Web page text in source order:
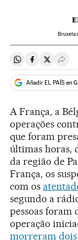
Compartir en
Compartir en
Añadir EL PAÍS en
A França, a
operações
que foram
últimas horas,
da região de
França, os
com os
segundo a
pessoas foram
operação
morreram